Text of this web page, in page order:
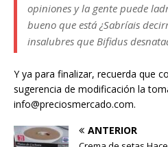
opiniones y la gente puede
bueno que está ¿Sabríais
insalubres que Bifidus
Y ya para finalizar, recuerda que
sugerencia de modificación la
info@preciosmercado.com.
ANTERIOR